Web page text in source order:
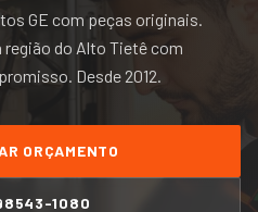
GE com peças originais.
região do Alto Tietêcom
Desde 2012.
ORÇAMENTO
1080